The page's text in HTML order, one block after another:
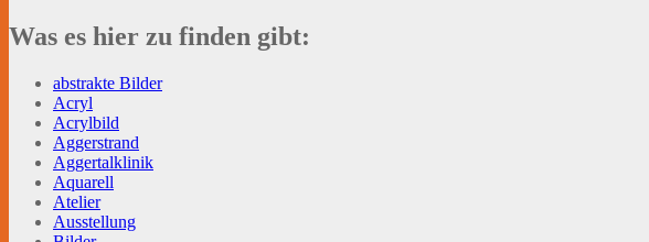
Was es hier zu finden gibt:
abstrakte Bilder
Acryl
Acrylbild
Aggerstrand
Aggertalklinik
Aquarell
Atelier
Ausstellung